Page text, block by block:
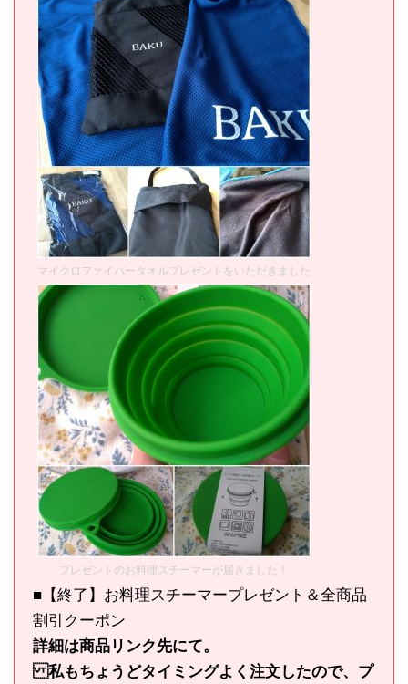
マイクロファイバータオルプレゼントをいただきました
プレゼントのお料理スチーマーが届きました！
■【終了】お料理スチーマープレゼント＆全商品
割引クーポン
詳細は商品リンク先にて。
私もちょうどタイミングよく注文したので、プ